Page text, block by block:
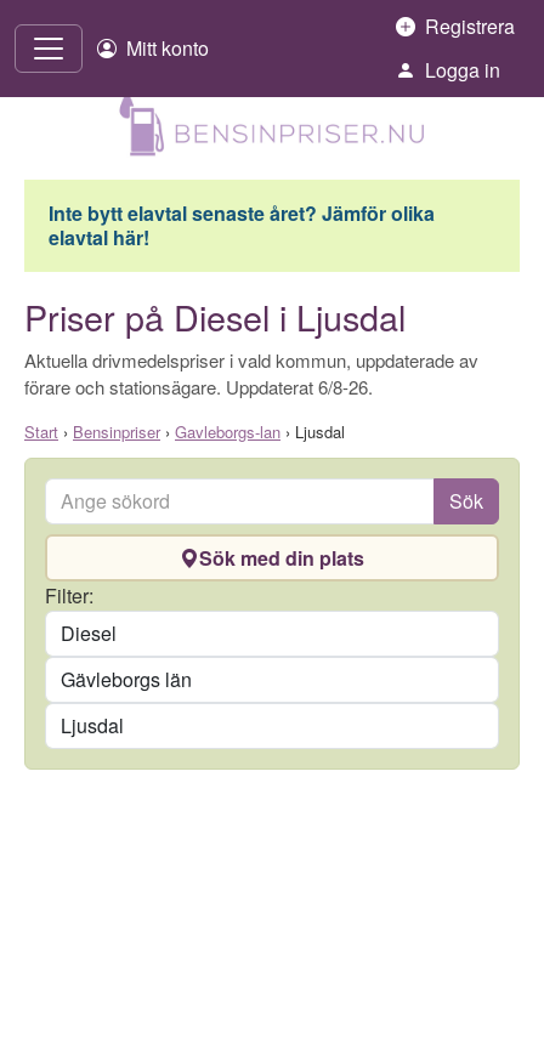
Mitt konto
Registrera
Logga in
Inte bytt elavtal senaste året? Jämför olika
elavtal här!
Priser på Diesel i Ljusdal
Aktuella drivmedelspriser i vald kommun, uppdaterade av
förare och stationsägare. Uppdaterat 6/8-26.
Start › Bensinpriser› Gavleborgs-lan › Ljusdal
Ange sökord Sök
Sök med din plats
Filter:
Län
Kommun